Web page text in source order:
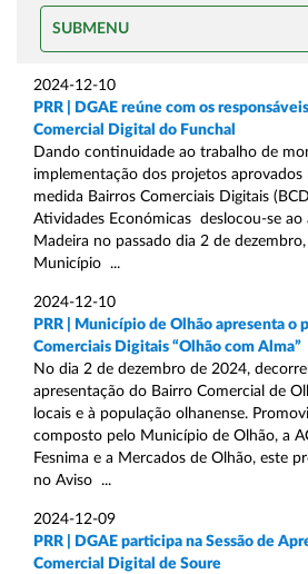
SUBMENU
2024-12-10
PRR | DGAE reúne com os
Comercial Digital do Funchal
Dando continuidade ao trabalho de
implementação dos projetos aprovados
medida Bairros Comerciais Digitais
Atividades Económicas deslocou-se ao
Madeira no passado dia 2 de
Município ...
2024-12-10
PRR | Município de Olhão apresenta o
Comerciais Digitais “Olhão com Alma”
No dia 2 de dezembro de 2024,
apresentação do Bairro Comercial de
locais e à população olhanense.
composto pelo Município de Olhão, a
Fesnima e a Mercados de Olhão, este
no Aviso ...
2024-12-09
PRR | DGAE participa na Sessão de
Comercial Digital de Soure